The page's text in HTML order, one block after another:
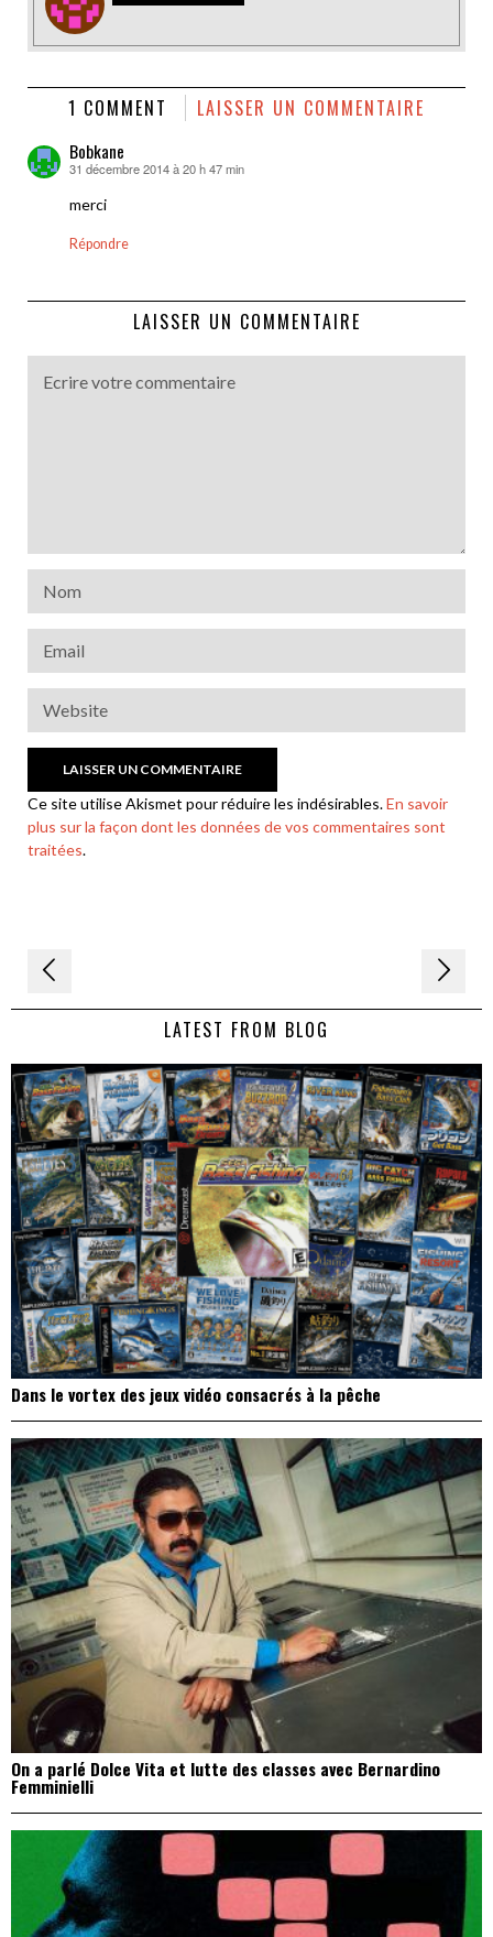
1 COMMENT LAISSER UN COMMENTAIRE
Bobkane
dit :
31 décembre 2014 à 20 h 47 min
merci
Répondre
LAISSER UN COMMENTAIRE
Ce site utilise Akismet pour réduire les indésirables.En savoir
plus sur la façon dont les données de vos commentaires sont
traitées.
Navigation
de LATEST FROM BLOG
Dans le vortex des jeux vidéo consacrés à la pêche
On a parlé Dolce Vita et lutte des classes avec Bernardino
Femminielli